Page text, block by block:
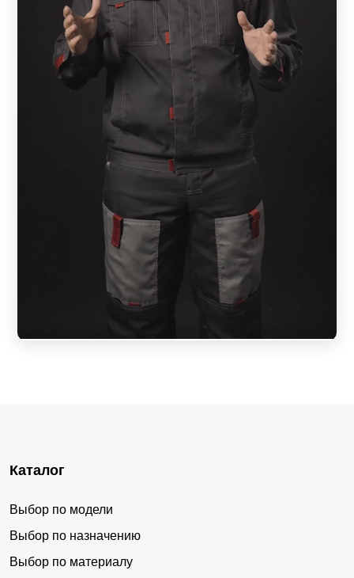
Каталог
Выбор по модели
Выбор по назначению
Выбор по материалу